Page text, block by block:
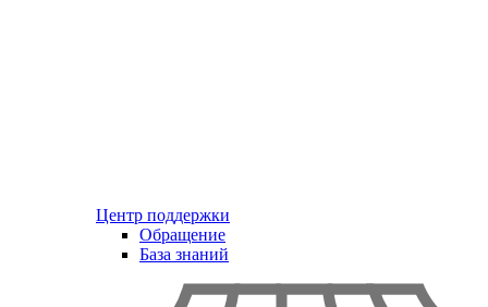
Центр поддержки
Обращение
База знаний